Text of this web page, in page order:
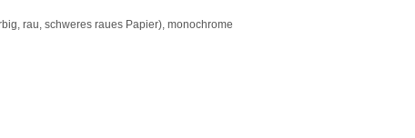
rau, schweres raues Papier), monochrome